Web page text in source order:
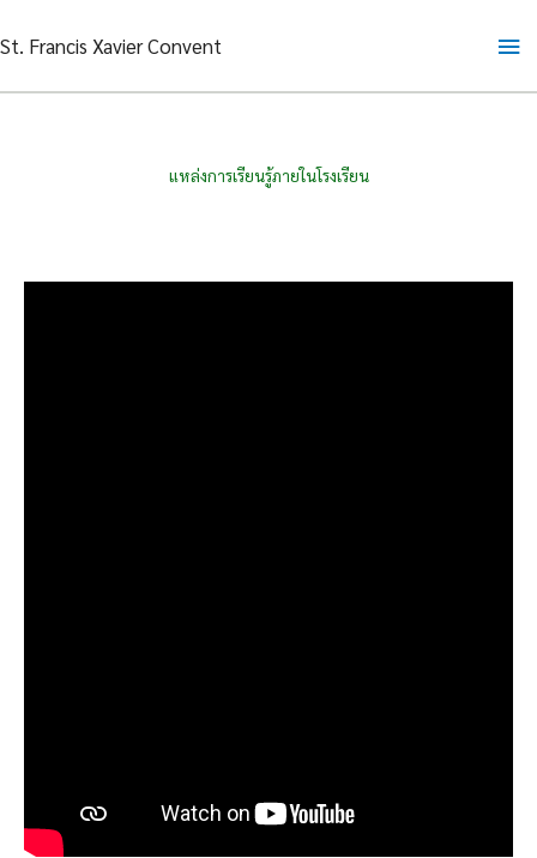
to
St. Francis Xavier Convent
แหล่งการเรียนรู้ภายในโรงเรียน